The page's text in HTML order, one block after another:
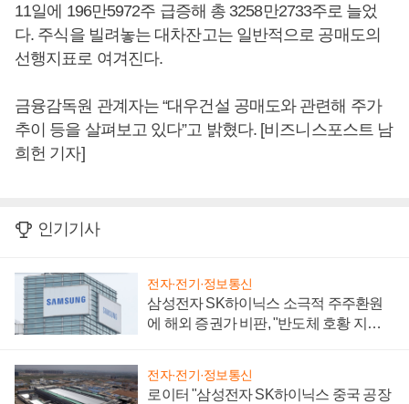
11일에 196만5972주 급증해 총 3258만2733주로 늘었
다. 주식을 빌려놓는 대차잔고는 일반적으로 공매도의
선행지표로 여겨진다.
금융감독원 관계자는 “대우건설 공매도와 관련해 주가
추이 등을 살펴보고 있다”고 밝혔다. [비즈니스포스트 남
희헌 기자]
인기기사
전자·전기·정보통신
삼성전자 SK하이닉스 소극적 주주환원
에 해외 증권가 비판, "반도체 호황 지속
전자·전기·정보통신
로이터 "삼성전자 SK하이닉스 중국 공장